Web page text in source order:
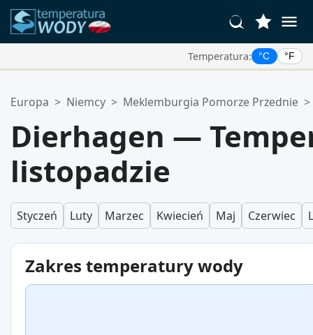
Temperatura: °C °F
Twoja lista ulubionych jest pusta.
Europa > Niemcy > Meklemburgia Pomorze Przednie >
Dierhagen —
listopadzie
Styczeń Luty Marzec Kwiecień Maj Czerwiec
Zakres temperatury wody